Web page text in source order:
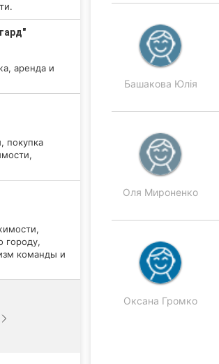
аренда и
покупка
городу,
команды и
Башакова Юлія
Оля Мироненко
Оксана Громко